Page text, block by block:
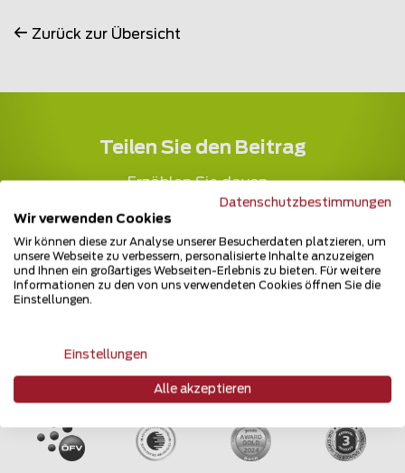
Zurück zur Übersicht
Teilen Sie den Beitrag
Erzählen Sie davon...
Puls des Marktes
Datenschutzbestimmungen
Wir verwenden Cookies
Wir können diese zur Analyse unserer Besucherdaten platzieren, um
unsere Webseite zu verbessern, personalisierte Inhalte anzuzeigen
und Ihnen ein großartiges Webseiten-Erlebnis zu bieten. Für weitere
Informationen zu den von uns verwendeten Cookies öffnen Sie die
Einstellungen.
Einstellungen
Alle akzeptieren